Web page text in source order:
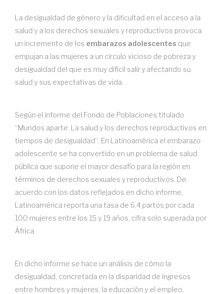
La desigualdad de género y la dificultad en el acceso a la
salud y a los derechos sexuales y reproductivos provoca
un incremento de los embarazos adolescentes que
empujan a las mujeres a un circulo vicioso de pobreza y
desigualdad del que es muy difícil salir y afectando su
salud y sus expectativas de vida.
Según el informe del Fondo de Poblaciones titulado
“Mundos aparte: La salud y los derechos reproductivos en
tiempos de desigualdad”. En Latinoamérica el embarazo
adolescente se ha convertido en un problema de salud
pública que supone el mayor desafío para la región en
términos de derechos sexuales y reproductivos. De
acuerdo con los datos reflejados en dicho informe,
Latinoamérica reporta una tasa de 6,4 partos por cada
100 mujeres entre los 15 y 19 años, cifra solo superada por
África.
En dicho informe se hace un análisis de cómo la
desigualdad, concretada en la disparidad de ingresos
entre hombres y mujeres, la educación y el empleo,